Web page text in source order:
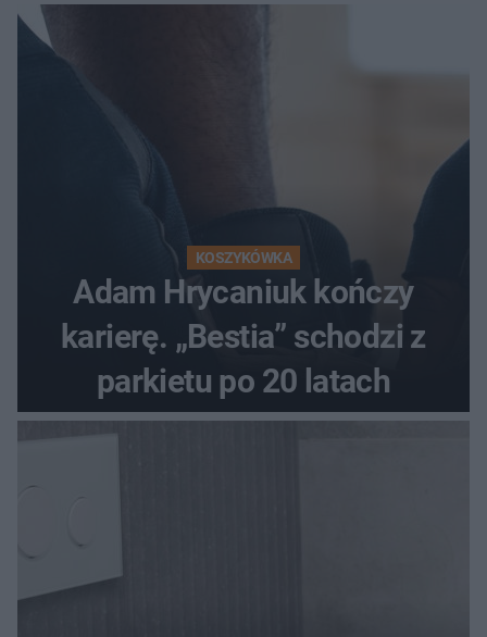
KOSZYKÓWKA
Adam Hrycaniuk kończy
karierę. „Bestia” schodzi z
parkietu po 20 latach